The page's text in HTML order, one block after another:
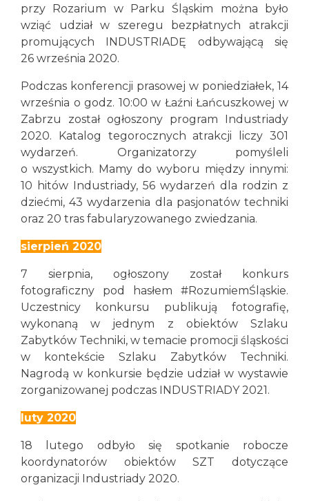
przy Rozarium w Parku Śląskim można było
wziąć udział w szeregu bezpłatnych atrakcji
promujących INDUSTRIADĘ odbywającą się
26 września 2020.
Podczas konferencji prasowej w poniedziałek, 14
września o godz. 10:00 w Łaźni Łańcuszkowej w
Zabrzu został ogłoszony program Industriady
2020. Katalog tegorocznych atrakcji liczy 301
wydarzeń. Organizatorzy pomyśleli
o wszystkich. Mamy do wyboru między innymi:
10 hitów Industriady, 56 wydarzeń dla rodzin z
dziećmi, 43 wydarzenia dla pasjonatów techniki
oraz 20 tras fabularyzowanego zwiedzania.
sierpień 2020
7 sierpnia, ogłoszony został konkurs
fotograficzny pod hasłem #RozumiemŚląskie.
Uczestnicy konkursu publikują fotografię,
wykonaną w jednym z obiektów Szlaku
Zabytków Techniki, w temacie promocji śląskości
w kontekście Szlaku Zabytków Techniki.
Nagrodą w konkursie będzie udział w wystawie
zorganizowanej podczas INDUSTRIADY 2021.
luty 2020
18 lutego odbyło się spotkanie robocze
koordynatorów obiektów SZT dotyczące
organizacji Industriady 2020.